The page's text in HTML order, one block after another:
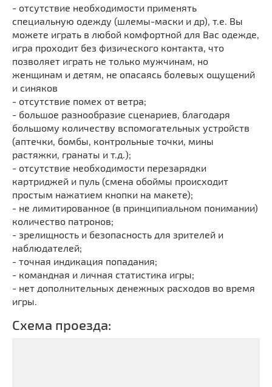
- отсутствие необходимости применять
специальную одежду (шлемы-маски и др), т.е. Вы
можете играть в любой комфортной для Вас одежде,
игра проходит без физического контакта, что
позволяет играть не только мужчинам, но
женщинам и детям, не опасаясь болевых ощущений
и синяков
- отсутствие помех от ветра;
- большое разнообразие сценариев, благодаря
большому количеству вспомогательных устройств
(аптечки, бомбы, контрольные точки, мины
растяжки, гранаты и т.д.);
- отсутствие необходимости перезарядки
картриджей и пуль (смена обоймы происходит
простым нажатием кнопки на макете);
- не лимитированное (в принципиальном понимании)
количество патронов;
- зрелищность и безопасность для зрителей и
наблюдателей;
- точная индикация попадания;
- командная и личная статистика игры;
- нет дополнительных денежных расходов во время
игры.
Схема проезда: